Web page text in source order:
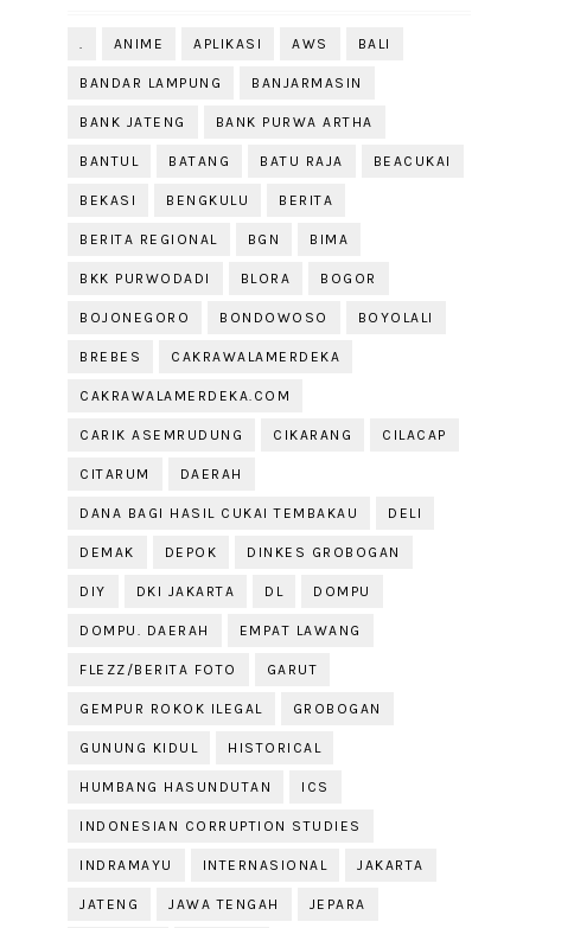
. ANIME APLIKASI AWS BALI
BANDAR LAMPUNG BANJARMASIN
BANK JATENG BANK PURWA ARTHA
BANTUL BATANG BATU RAJA BEACUKAI
BEKASI BENGKULU BERITA
BERITA REGIONAL BGN BIMA
BKK PURWODADI BLORA BOGOR
BOJONEGORO BONDOWOSO BOYOLALI
BREBES CAKRAWALAMERDEKA
CAKRAWALAMERDEKA.COM
CARIK ASEMRUDUNG CIKARANG CILACAP
CITARUM DAERAH
DANA BAGI HASIL CUKAI TEMBAKAU DELI
DEMAK DEPOK DINKES GROBOGAN
DIY DKI JAKARTA DL DOMPU
DOMPU. DAERAH EMPAT LAWANG
FLEZZ/BERITA FOTO GARUT
GEMPUR ROKOK ILEGAL GROBOGAN
GUNUNG KIDUL HISTORICAL
HUMBANG HASUNDUTAN ICS
INDONESIAN CORRUPTION STUDIES
INDRAMAYU INTERNASIONAL JAKARTA
JATENG JAWA TENGAH JEPARA